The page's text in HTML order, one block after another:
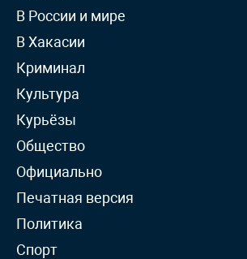
В России и мире
В Хакасии
Криминал
Культура
Курьёзы
Общество
Официально
Печатная версия
Политика
Спорт